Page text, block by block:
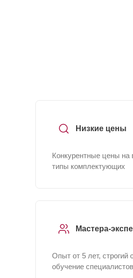
Низкие цены
Конкурентные цены на
типы комплектующих
Мастера-
Опыт от 5 лет, строгий
обучение специалистов